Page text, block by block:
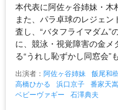
本代表に阿佐ヶ谷姉妹・木
また、パラ卓球のレジェ
査し、“バタフライマダム”
に、競泳・視覚障害の金
る“うれし恥ずかし同窓会”
出演者： 阿佐ヶ谷姉妹 飯尾和
高橋ひかる
浜口京子 番家天嵩
ベビーヴァギー
石澤典夫